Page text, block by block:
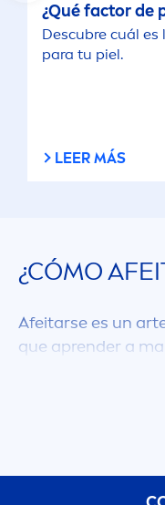
¿Qué factor de
Descubre cuál
para tu piel.
LEER MÁS
¿CÓMO
Afeitarse es un
que aprender a
sobre el lienzo. No
barba apurado,
conocimiento: si